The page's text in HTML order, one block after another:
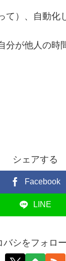
）、自動化
分が他人の
シェアする
Facebook
LINE
バシをフォロ